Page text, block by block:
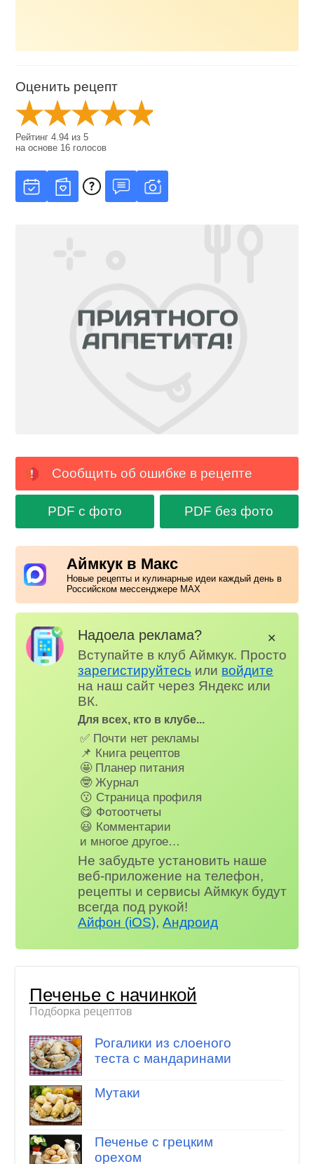
Оценить рецепт
Рейтинг4.94 из5
на основе 16 голосов
Сообщить об ошибке в рецепте
PDF с фото PDF без фото
Аймкук в Макс
Новые рецепты и кулинарные идеи каждый день в
Российском мессенджере MAX
Надоела реклама?
Вступайте в клуб Аймкук. Просто
зарегистируйтесь или войдите
на наш сайт через Яндекс или
ВК.
Для всех, кто в клубе...
✅ Почти нет рекламы
📌 Книга рецептов
🤩 Планер питания
🤓 Журнал
😗 Страница профиля
😋 Фотоотчеты
😃 Комментарии
и многое другое…
Не забудьте установить наше
веб-приложение на телефон,
рецепты и сервисы Аймкук будут
всегда под рукой!
Айфон (iOS),Андроид
✕
Печенье с начинкой
Подборка рецептов
Рогалики из слоеного
теста с мандаринами
Мутаки
Печенье с грецким
орехом